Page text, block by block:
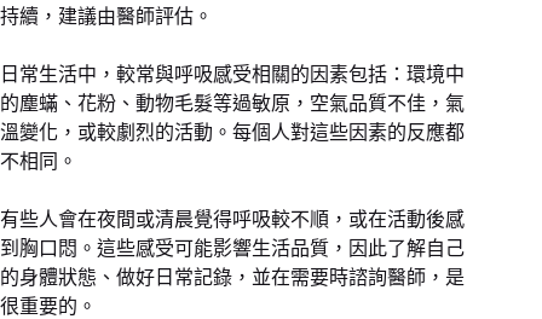
持續，建議由醫師評估。
日常生活中，較常與呼吸感受相關的因素包括：環境中
的塵蟎、花粉、動物毛髮等過敏原，空氣品質不佳，氣
溫變化，或較劇烈的活動。每個人對這些因素的反應都
不相同。
有些人會在夜間或清晨覺得呼吸較不順，或在活動後感
到胸口悶。這些感受可能影響生活品質，因此了解自己
的身體狀態、做好日常記錄，並在需要時諮詢醫師，是
很重要的。